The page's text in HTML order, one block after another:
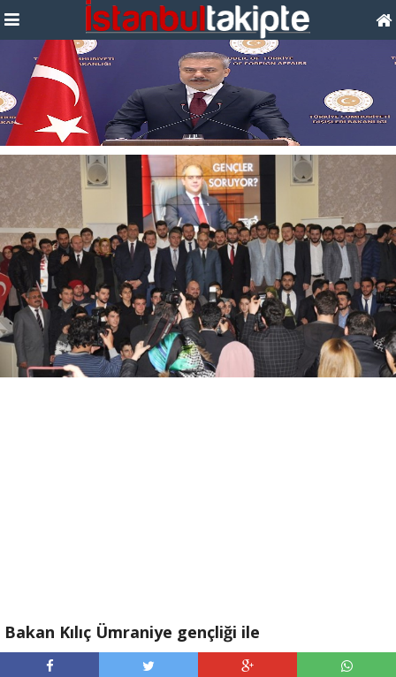
Bakan Kılıç Ümraniye gençliği ile